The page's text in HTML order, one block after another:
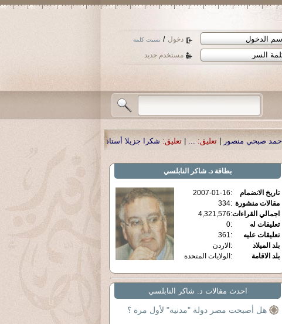
دخول / نسيت كلمة
مستخدم جديد
...
|تعليق: شكرا جزيلا أستاذ حمد الحمد .أكرمكم الله .|تعليق:
بطاقة د. شاكر النابلسي
تاريخ الانضمام :
2007-01-16
مقالات منشورة :
334
اجمالي القراءات:
4,321,576
تعليقات له
:
0
تعليقات عليه
:
361
بلد الميلاد
: الاردن
بلد الاقامة
: الولايات المتحدة
احدث مقالات د. شاكر النابلسي
هل أصبحت مصر دولة "مدنية" لأول مرة ؟